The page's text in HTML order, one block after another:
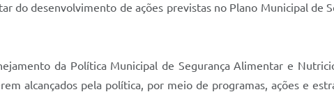
do desenvolvimento de ações previstas no Plano Municipal de
da Política Municipal de Segurança Alimentar e
alcançados pela política, por meio de programas, ações e